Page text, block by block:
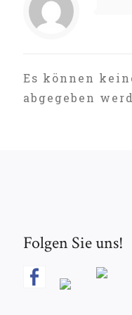
Es können
abgegeben
Folgen Sie uns!